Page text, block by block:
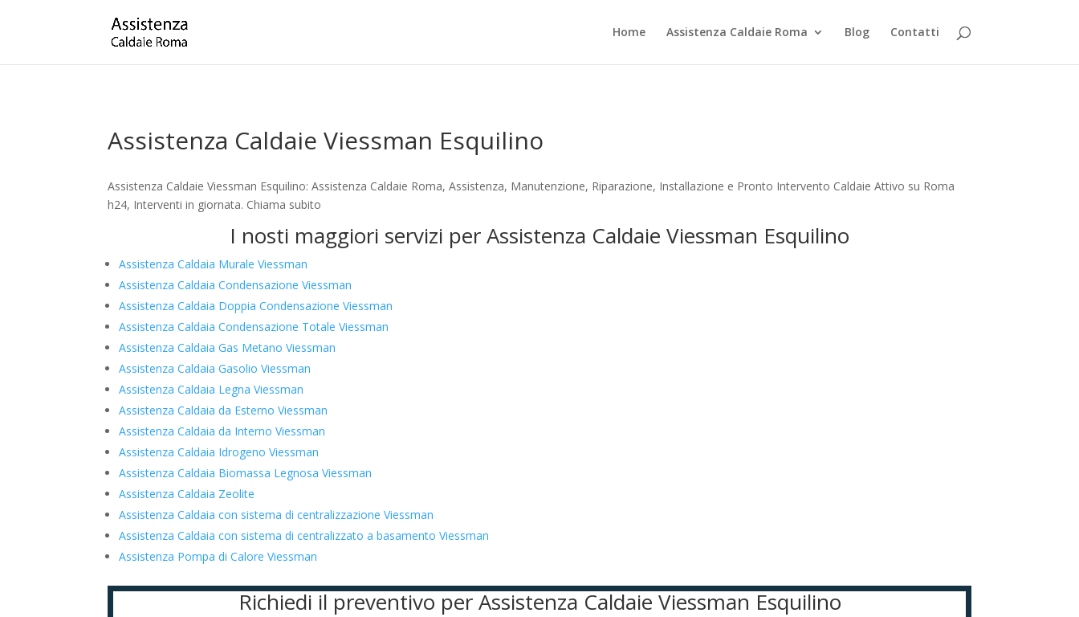
Home Assistenza Caldaie Roma Blog Contatti
Assistenza Caldaie Viessman Esquilino
Assistenza Caldaie Viessman Esquilino: Assistenza Caldaie Roma, Assistenza, Manutenzione, Riparazione, Installazione e Pronto Intervento Caldaie Attivo su Roma
h24, Interventi in giornata. Chiama subito
I nosti maggiori servizi per Assistenza Caldaie Viessman Esquilino
Assistenza Caldaia Murale Viessman
Assistenza Caldaia Condensazione Viessman
Assistenza Caldaia Doppia Condensazione Viessman
Assistenza Caldaia Condensazione Totale Viessman
Assistenza Caldaia Gas Metano Viessman
Assistenza Caldaia Gasolio Viessman
Assistenza Caldaia Legna Viessman
Assistenza Caldaia da Esterno Viessman
Assistenza Caldaia da Interno Viessman
Assistenza Caldaia Idrogeno Viessman
Assistenza Caldaia Biomassa Legnosa Viessman
Assistenza Caldaia Zeolite
Assistenza Caldaia con sistema di centralizzazione Viessman
Assistenza Caldaia con sistema di centralizzato a basamento Viessman
Assistenza Pompa di Calore Viessman
Richiedi il preventivo per Assistenza Caldaie Viessman Esquilino